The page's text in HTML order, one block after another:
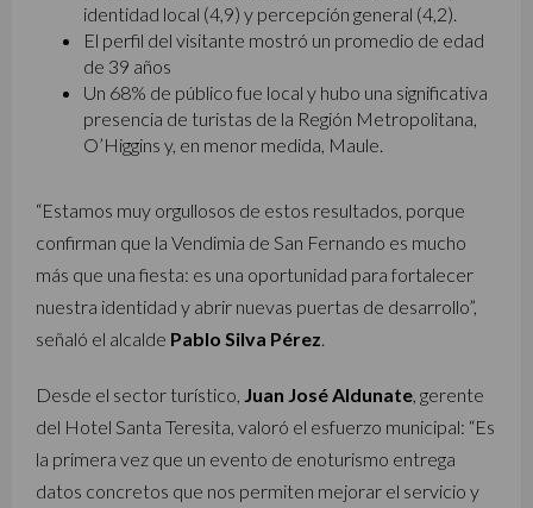
identidad local (4,9) y percepción general (4,2).
El perfil del visitante mostró un promedio de edad
de 39 años
Un 68% de público fue local y hubo una significativa
presencia de turistas de la Región Metropolitana,
O’Higgins y, en menor medida, Maule.
“Estamos muy orgullosos de estos resultados, porque
confirman que la Vendimia de San Fernando es mucho
más que una fiesta: es una oportunidad para fortalecer
nuestra identidad y abrir nuevas puertas de desarrollo”,
señaló el alcalde Pablo Silva Pérez.
Desde el sector turístico, Juan José Aldunate, gerente
del Hotel Santa Teresita, valoró el esfuerzo municipal: “Es
la primera vez que un evento de enoturismo entrega
datos concretos que nos permiten mejorar el servicio y